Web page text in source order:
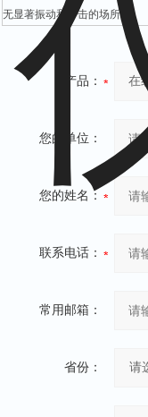
无显著振动和冲击的场所。
产品：
您的单位：
您的姓名：
联系电话：
常用邮箱：
省份：